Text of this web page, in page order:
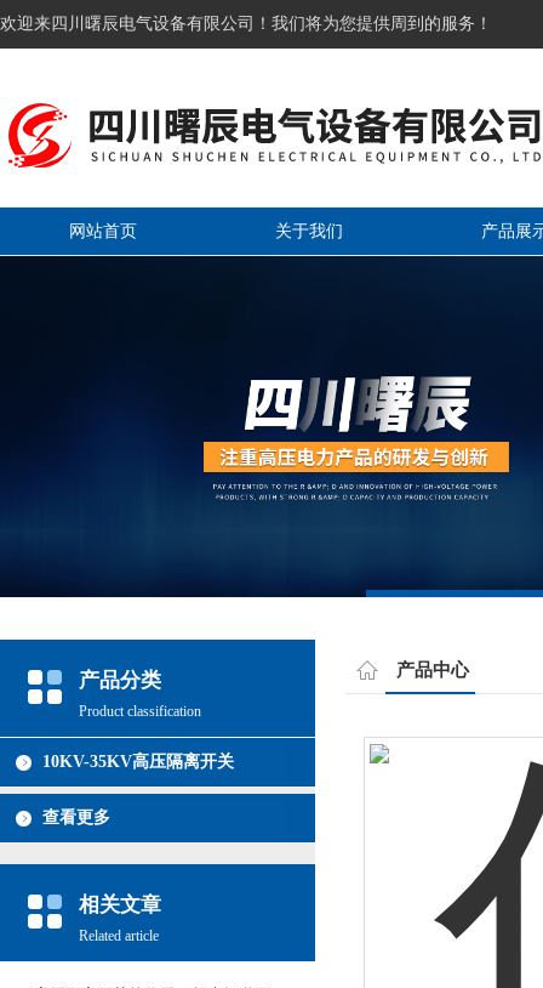
欢迎来四川曙辰电气设备有限公司！我们将为您提供周到的服务！
网站首页 关于我们 产品展
产品分类
Product classification
10KV-35KV高压隔离开关
查看更多
相关文章
Related article
产品中心